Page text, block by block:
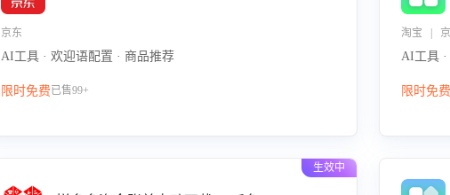
京东
AI工具 · 欢迎语配置 · 商品推荐
限时免费已售99+
淘宝 |
AI工具
限时免费
生效中